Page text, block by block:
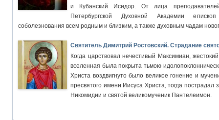
и Кубанский Исидор. От лица
Петербургской Духовной Академии
соболезнования всем родным и близким, а также духовным чадам
Святитель Димитрий Ростовский. Страдание
Когда царствовал нечестивый Максимиан,
вселенная была покрыта тьмою
Христа воздвигнуто было великое гонение и
пресвятого имени Иисуса Христа, тогда пострадал
Никомидии и святой великомученик Пантелеимон.